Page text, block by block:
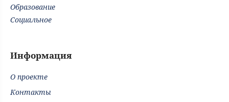
Образование
Социальное
Информация
О проекте
Контакты